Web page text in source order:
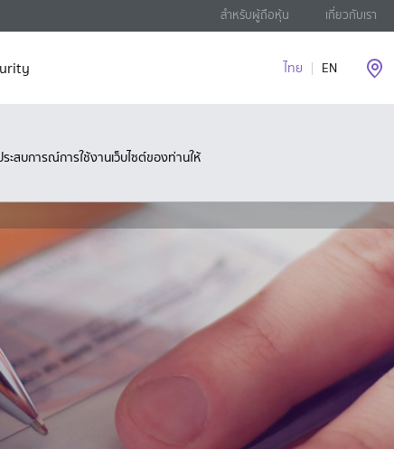
สำหรับผู้ถือหุ้น เกี่ยวกับเรา
ไทย EN
ะสบการณ์การใช้งานเว็บไซต์ของท่านให้